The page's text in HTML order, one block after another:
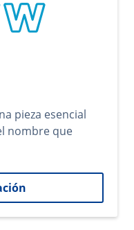
pieza esencial
nombre que